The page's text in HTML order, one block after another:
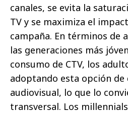
canales, se evita la
TV y se maximiza el
campaña. En términos de
las generaciones más
consumo de CTV, los
adoptando esta opción de
audiovisual, lo que lo
transversal. Los